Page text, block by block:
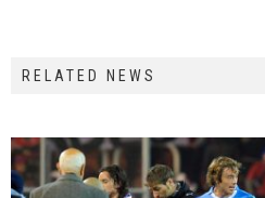
RELATED NEWS